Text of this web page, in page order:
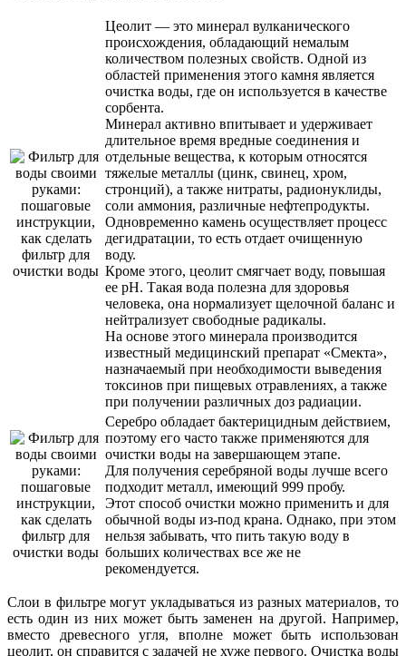
Цеолит — это минерал вулканического
происхождения, обладающий немалым
количеством полезных свойств. Одной из
областей применения этого камня является
очистка воды, где он используется в качестве
сорбента.
Минерал активно впитывает и удерживает
длительное время вредные соединения и
отдельные вещества, к которым относятся
тяжелые металлы (цинк, свинец, хром,
стронций), а также нитраты, радионуклиды,
соли аммония, различные нефтепродукты.
Одновременно камень осуществляет процесс
дегидратации, то есть отдает очищенную
воду.
Кроме этого, цеолит смягчает воду, повышая
ее рН. Такая вода полезна для здоровья
человека, она нормализует щелочной баланс и
нейтрализует свободные радикалы.
На основе этого минерала производится
известный медицинский препарат «Смекта»,
назначаемый при необходимости выведения
токсинов при пищевых отравлениях, а также
при получении различных доз радиации.
Серебро обладает бактерицидным действием,
поэтому его часто также применяются для
очистки воды на завершающем этапе.
Для получения серебряной воды лучше всего
подходит металл, имеющий 999 пробу.
Этот способ очистки можно применить и для
обычной воды из-под крана. Однако, при этом
нельзя забывать, что пить такую воду в
больших количествах все же не
рекомендуется.
Слои в фильтре могут укладываться из разных материалов, то
есть один из них может быть заменен на другой. Например,
вместо древесного угля, вполне может быть использован
цеолит, он справится с задачей не хуже первого. Очистка воды